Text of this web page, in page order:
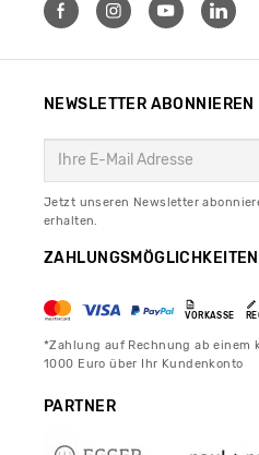
NEWSLETTER ABONNIEREN
Jetzt unseren Newsletter
erhalten.
ZAHLUNGSMÖGLICHKEITEN
VORKASSE
*Zahlung auf Rechnung ab einem
1000 Euro über Ihr Kundenkonto
PARTNER